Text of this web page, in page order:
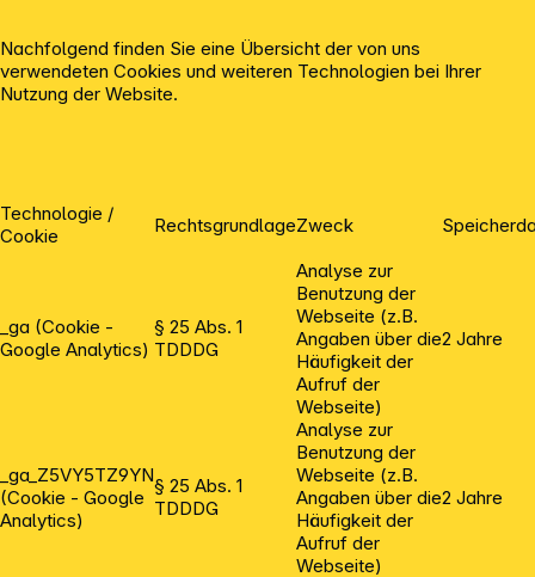
Nachfolgend finden Sie eine Übersicht der von uns
verwendeten Cookies und weiteren Technologien bei Ihrer
Nutzung der Website.
Technologie /
Cookie
RechtsgrundlageZweck
_ga (Cookie -
Google Analytics)
§ 25 Abs. 1
TDDDG
Analyse zur
Benutzung der
Webseite (z.B.
Angaben über die
Häufigkeit der
Aufruf der
Webseite)
2 Jahre
_ga_Z5VY5TZ9YN
(Cookie - Google
Analytics)
§ 25 Abs. 1
TDDDG
Analyse zur
Benutzung der
Webseite (z.B.
Angaben über die
Häufigkeit der
Aufruf der
Webseite)
2 Jahre